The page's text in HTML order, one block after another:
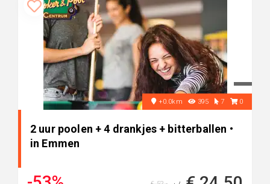
+0.0km 395 7 0
2 uur poolen + 4 drankjes + bitterballen •
in Emmen